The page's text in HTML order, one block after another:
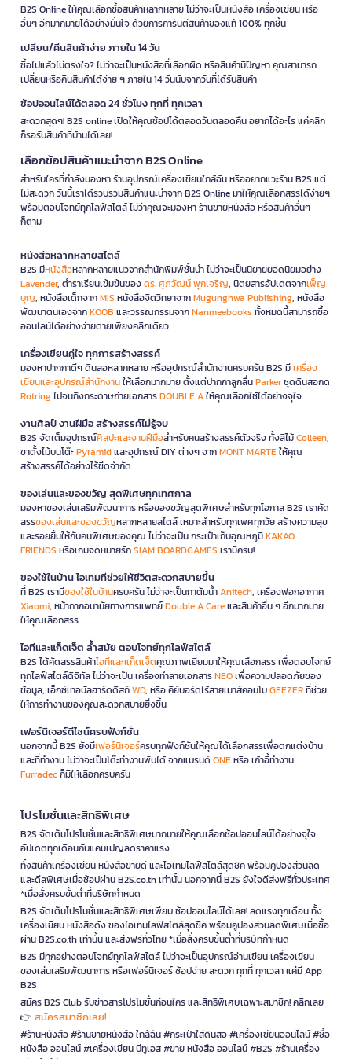
B2S Online ให้คุณเลือกซื้อสินค้าหลากหลาย ไม่ว่าจะเป็นหนังสือ เครื่องเขียน หรือ
อื่นๆ อีกมากมายได้อย่างมั่นใจ ด้วยการการันตีสินค้าของแท้ 100% ทุกชิ้น
เปลี่ยน/คืนสินค้าง่าย ภายใน 14 วัน
ซื้อไปแล้วไม่ตรงใจ? ไม่ว่าจะเป็นหนังสือที่เลือกผิด หรือสินค้ามีปัญหา คุณสามารถ
เปลี่ยนหรือคืนสินค้าได้ง่าย ๆ ภายใน 14 วันนับจากวันที่ได้รับสินค้า
ช้อปออนไลน์ได้ตลอด 24 ชั่วโมง ทุกที่ ทุกเวลา
สะดวกสุดๆ! B2S online เปิดให้คุณช้อปได้ตลอดวันตลอดคืน อยากได้อะไร แค่คลิก
ก็รอรับสินค้าที่บ้านได้เลย!
เลือกช้อปสินค้าแนะนำจาก B2S Online
สำหรับใครที่กำลังมองหา ร้านอุปกรณ์เครื่องเขียนใกล้ฉัน หรืออยากแวะร้าน B2S แต่
ไม่สะดวก วันนี้เราได้รวบรวมสินค้าแนะนำจาก B2S Online มาให้คุณเลือกสรรได้ง่ายๆ
พร้อมตอบโจทย์ทุกไลฟ์สไตล์ ไม่ว่าคุณจะมองหา ร้านขายหนังสือ หรือสินค้าอื่นๆ
ก็ตาม
หนังสือหลากหลายสไตล์
B2S มีหนังสือหลากหลายแนวจากสำนักพิมพ์ชั้นนำ ไม่ว่าจะเป็นนิยายยอดนิยมอย่าง
Lavender, ตำราเรียนเข้มข้นของดร. ศุภวัฒน์ พุกเจริญ, นิตยสารอัปเดตจากเพ็ญ
บุญ, หนังสือเด็กจากMIS หนังสือจิตวิทยาจากMugunghwa Publishing, หนังสือ
พัฒนาตนเองจากKOOB และวรรณกรรมจากNanmeebooks ทั้งหมดนี้สามารถซื้อ
ออนไลน์ได้อย่างง่ายดายเพียงคลิกเดียว
เครื่องเขียนคู่ใจ ทุกการสร้างสรรค์
มองหาปากกาดีๆ ดินสอหลากหลาย หรืออุปกรณ์สำนักงานครบครัน B2S มีเครื่อง
เขียนและอุปกรณ์สำนักงานให้เลือกมากมาย ตั้งแต่ปากกาลูกลื่นParkerชุดดินสอกด
Rotringไปจนถึงกระดาษถ่ายเอกสารDOUBLE Aให้คุณเลือกใช้ได้อย่างจุใจ
งานศิลป์ งานฝีมือ สร้างสรรค์ไม่รู้จบ
B2S จัดเต็มอุปกรณ์ศิลปะและงานฝีมือสำหรับคนสร้างสรรค์ตัวจริง ทั้งสีไม้Colleen,
ขาตั้งไม้บนโต๊ะPyramidและอุปกรณ์ DIY ต่างๆ จากMONT MARTEให้คุณ
สร้างสรรค์ได้อย่างไร้ขีดจำกัด
ของเล่นและของขวัญ สุดพิเศษทุกเทศกาล
มองหาของเล่นเสริมพัฒนาการ หรือของขวัญสุดพิเศษสำหรับทุกโอกาส B2S เราคัด
สรรของเล่นและของขวัญหลากหลายสไตล์ เหมาะสำหรับทุกเพศทุกวัย สร้างความสุข
และรอยยิ้มให้กับคนพิเศษของคุณ ไม่ว่าจะเป็น กระเป๋าเก็บอุณหภูมิKAKAO
FRIENDS หรือเกมจดหมายรักSIAM BOARDGAMES เรามีครบ!
ของใช้ในบ้าน ไอเทมที่ช่วยให้ชีวิตสะดวกสบายขึ้น
ที่ B2S เรามีของใช้ในบ้านครบครัน ไม่ว่าจะเป็นกาต้มน้ำAnitech, เครื่องฟอกอากาศ
Xiaomi, หน้ากากอนามัยทางการแพทย์Double A Careและสินค้าอื่น ๆ อีกมากมาย
ให้คุณเลือกสรร
ไอทีและแก็ดเจ็ต ล้ำสมัย ตอบโจทย์ทุกไลฟ์สไตล์
B2S ได้คัดสรรสินค้าไอทีและแก็ดเจ็ตคุณภาพเยี่ยมมาให้คุณเลือกสรร เพื่อตอบโจทย์
ทุกไลฟ์สไตล์ดิจิทัล ไม่ว่าจะเป็น เครื่องทำลายเอกสารNEOเพื่อความปลอดภัยของ
ข้อมูล, เอ็กซ์เทอนัลฮาร์ดดิสก์WD, หรือ คีย์บอร์ดไร้สายเมาส์คอมโบGEEZERที่ช่วย
ให้การทำงานของคุณสะดวกสบายยิ่งขึ้น
เฟอร์นิเจอร์ดีไซน์ครบฟังก์ชั่น
นอกจากนี้ B2S ยังมีเฟอร์นิเจอร์ครบทุกฟังก์ชันให้คุณได้เลือกสรรเพื่อตกแต่งบ้าน
และที่ทำงาน ไม่ว่าจะเป็นโต๊ะทำงานพับได้ จากแบรนด์ONEหรือ เก้าอี้ทำงาน
Furradecก็มีให้เลือกครบครัน
โปรโมชั่นและสิทธิพิเศษ
B2S จัดเต็มโปรโมชั่นและสิทธิพิเศษมากมายให้คุณเลือกช้อปออนไลน์ได้อย่างจุใจ
อัปเดตทุกเดือนกับแคมเปญลดราคาแรง
ทั้งสินค้าเครื่องเขียน หนังสือขายดี และไอเทมไลฟ์สไตล์สุดชิค พร้อมคูปองส่วนลด
และดีลพิเศษเมื่อช้อปผ่าน B2S.co.th เท่านั้น นอกจากนี้ B2S ยังใจดีส่งฟรีทั่วประเทศ
*เมื่อสั่งครบขั้นต่ำที่บริษัทกำหนด
B2S จัดเต็มโปรโมชั่นและสิทธิพิเศษเพียบ ช้อปออนไลน์ได้เลย! ลดแรงทุกเดือน ทั้ง
เครื่องเขียน หนังสือดัง ของไอเทมไลฟ์สไตล์สุดชิค พร้อมคูปองส่วนลดพิเศษเมื่อซื้อ
ผ่าน B2S.co.th เท่านั้น และส่งฟรีทั่วไทย *เมื่อสั่งครบขั้นต่ำที่บริษัทกำหนด
B2S มีทุกอย่างตอบโจทย์ทุกไลฟ์สไตล์ ไม่ว่าจะเป็นอุปกรณ์อ่านเขียน เครื่องเขียน
ของเล่นเสริมพัฒนาการ หรือเฟอร์นิเจอร์ ช้อปง่าย สะดวก ทุกที่ ทุกเวลา แค่มี App
B2S
สมัคร B2S Club รับข่าวสารโปรโมชั่นก่อนใคร และสิทธิพิเศษเฉพาะสมาชิก! คลิกเลย
👉 สมัครสมาชิกเลย!
#ร้านหนังสือ #ร้านขายหนังสือ ใกล้ฉัน #กระเป๋าใส่ดินสอ #เครื่องเขียนออนไลน์ #ซื้อ
หนังสือ ออนไลน์ #เครื่องเขียน บีทูเอส #ขาย หนังสือ ออนไลน์ #B2S #ร้านเครื่อง